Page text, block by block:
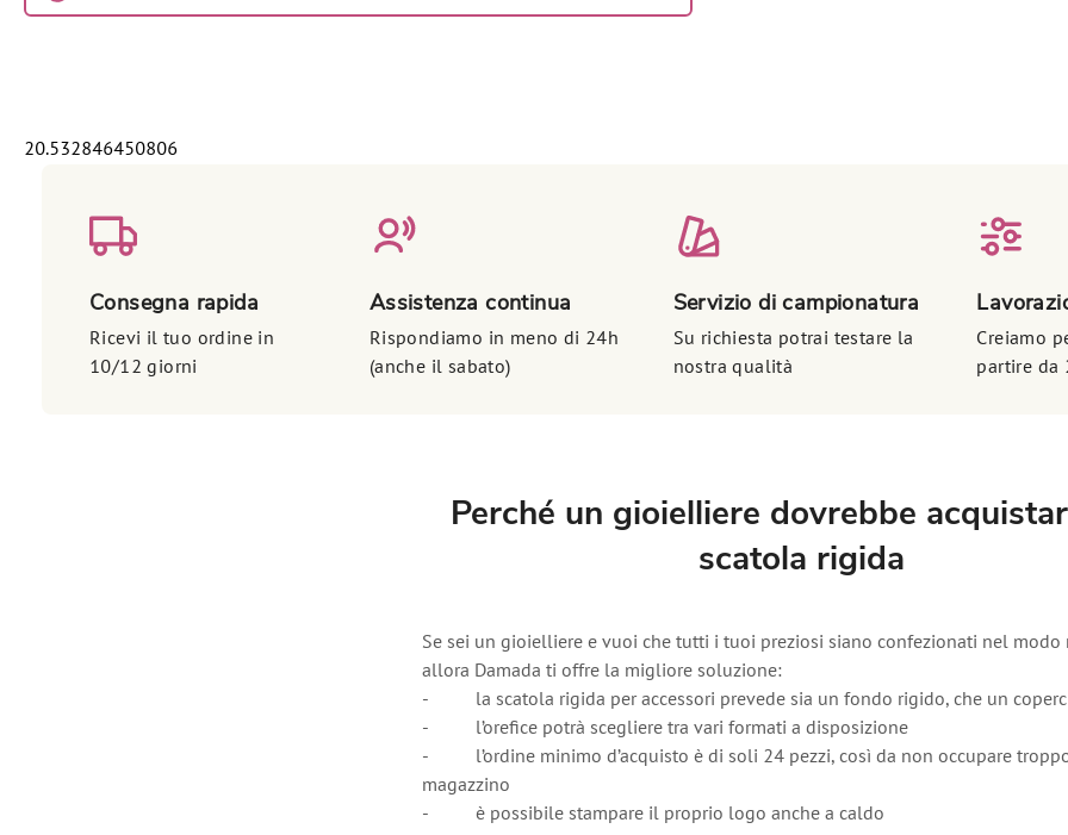
20.532846450806
Consegna rapida
Ricevi il tuo ordine in
10/12 giorni
Assistenza continua
Rispondiamo in meno di 24h
(anche il sabato)
Servizio di campionatura
Su richiesta potrai testare la
nostra qualità
Creiamo
partire da
Perché un gioielliere dovrebbe
scatola rigida
Se sei un gioielliere e vuoi che tutti i tuoi preziosi siano confezionati nel modo
allora Damada ti offre la migliore soluzione:
- la scatola rigida per accessori prevede sia un fondo rigido, che un
- l’orefice potrà scegliere tra vari formati a disposizione
- l’ordine minimo d’acquisto è di soli 24 pezzi, così da non occupare
magazzino
- è possibile stampare il proprio logo anche a caldo